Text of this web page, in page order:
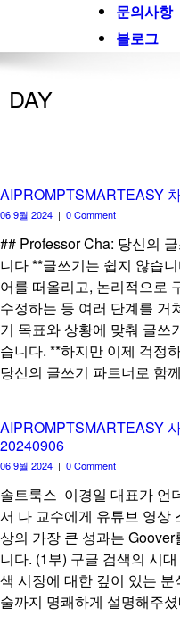
문의사항
블로그
DAY
AIPROMPTSMARTEASY
06 9월 2024 | 0 Comment
## Professor Cha: 당신의
니다 **글쓰기는 쉽지 않습
어를 떠올리고, 논리적으로
수정하는 등 여러 단계를 거
기 목표와 상황에 맞춰 글쓰
습니다. **하지만 이제 걱정
당신의 글쓰기 파트너로 함
AIPROMPTSMARTEASY
20240906
06 9월 2024 | 0 Comment
솔트룩스 이경일 대표가 언
서 나 교수에게 유튜브 영상
상의 가장 큰 성과는
니다. (1부) 구글 검색의 시
색 시장에 대한 깊이 있는
술까지 명쾌하게 설명해주